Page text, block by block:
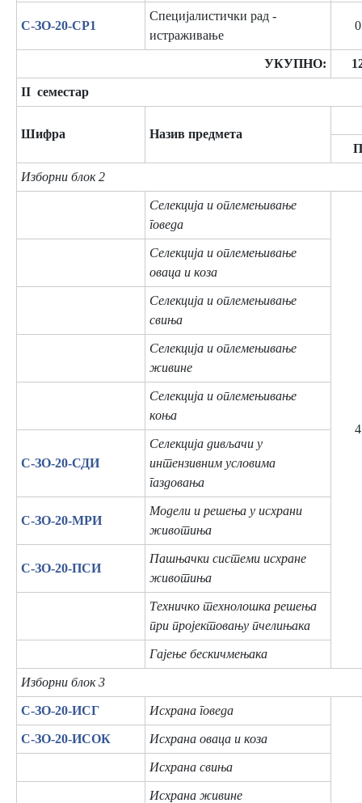
C-ЗО-20-СР1
Специјалистички рад -
истраживање
0
УКУПНО:
II семестар
Шифра
Назив предмета
П
Изборни блок 2
Селекција и оплемењивање
говеда
4
Селекција и оплемењивање
оваца и коза
Селекција и оплемењивање
свиња
Селекција и оплемењивање
живине
Селекција и оплемењивање
коња
C-ЗО-20-СДИ
Селекција дивљачи у
интензивним условима
газдовања
C-ЗО-20-МРИ
Модели и решења у исхрани
животиња
C-ЗО-20-ПСИ
Пашњачки системи исхране
животиња
Техничко технолошка решења
при пројектовању пчелињака
Гајење бескичмењака
Изборни блок 3
C-ЗО-20-ИСГ Исхрана говеда
C-ЗО-20-ИСОК Исхрана оваца и коза
Исхрана свиња
Исхрана живине